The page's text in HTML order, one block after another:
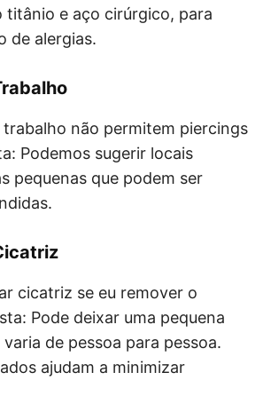
titânio e aço cirúrgico, para
de alergias.
trabalho não permitem piercings
Podemos sugerir locais
pequenas que podem ser
cicatriz se eu remover o
Pode deixar uma pequena
de pessoa para pessoa.
ajudam a minimizar